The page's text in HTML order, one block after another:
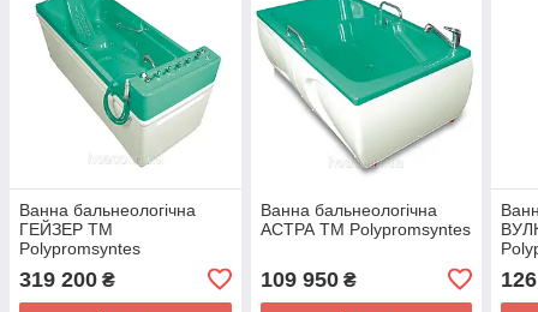
Ванна бальнеологічна
ГЕЙЗЕР TM
Polypromsyntes
319 200 ₴
Ванна бальнеологічна
АСТРА TM Polypromsyntes
109 950₴